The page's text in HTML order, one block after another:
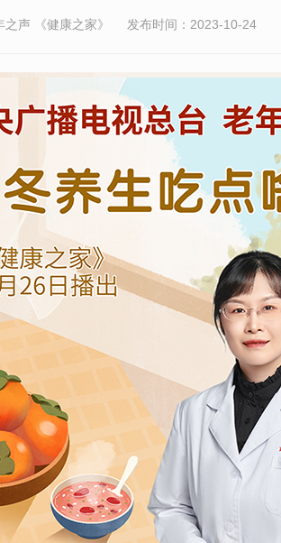
声 《健康之家》 发布时间：2023-10-24